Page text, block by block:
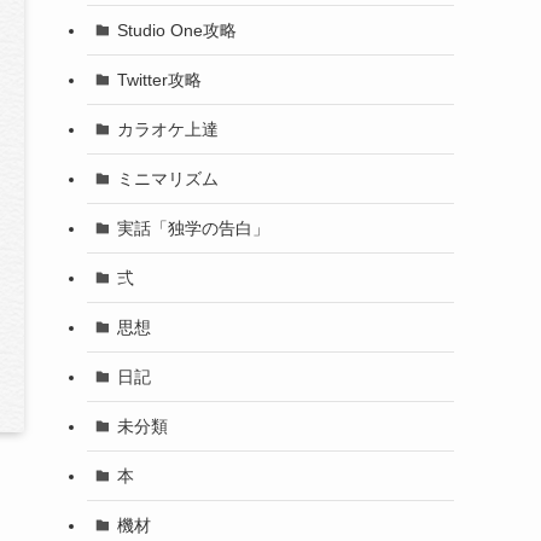
Studio One攻略
Twitter攻略
カラオケ上達
ミニマリズム
実話「独学の告白」
弍
思想
日記
未分類
本
機材